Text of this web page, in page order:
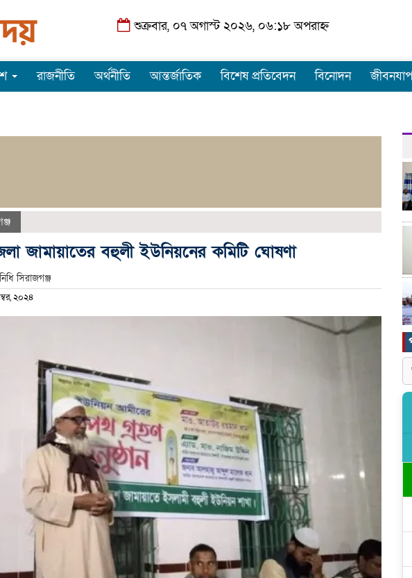
শুক্রবার, ০৭ অগাস্ট ২০২৬, ০৬:১৮ অপরাহ্ন
রাজনীতি অর্থনীতি আন্তর্জাতিক বিশেষ প্রতিবেদন বিনোদন
জামায়াতের বহুলী ইউনিয়নের কমিটি ঘোষণা
সিরাজগঞ্জ
২০২৪